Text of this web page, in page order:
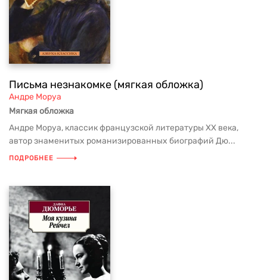
Письма незнакомке (мягкая обложка)
Андре Моруа
Мягкая обложка
Андре Моруа, классик французской литературы XX века,
автор знаменитых романизированных биографий Дю...
ПОДРОБНЕЕ